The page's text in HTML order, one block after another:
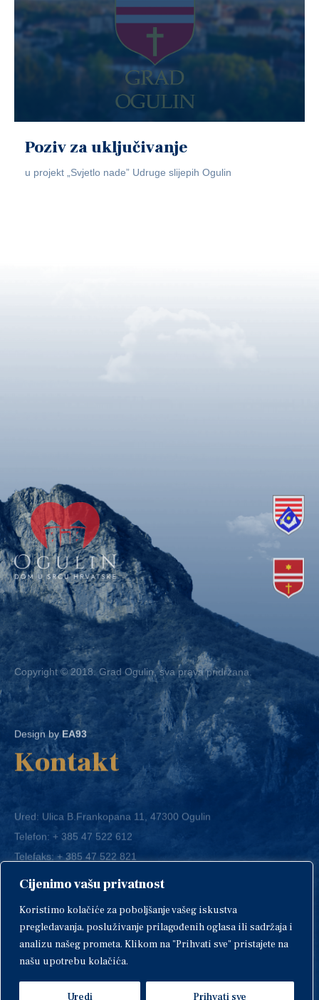
Cijenimo vašu privatnost
Koristimo kolačiće za poboljšanje vašeg iskustva
pregledavanja, posluživanje prilagođenih oglasa ili sadržaja i
analizu našeg prometa. Klikom na "Prihvati sve" pristajete na
našu upotrebu kolačića.
Uredi Prihvati sve
Poziv za uključivanje
u projekt „Svjetlo nade” Udruge slijepih Ogulin
Copyright © 2018. Grad Ogulin, sva prava pridržana.
Design by EA93
Kontakt
Ured: Ulica B.Frankopana 11, 47300 Ogulin
Telefon:+ 385 47 522 612
Telefaks: + 385 47 522 821
E-mail:grad-ogulin@ogulin.hr
IBAN: HR1424020061829700009